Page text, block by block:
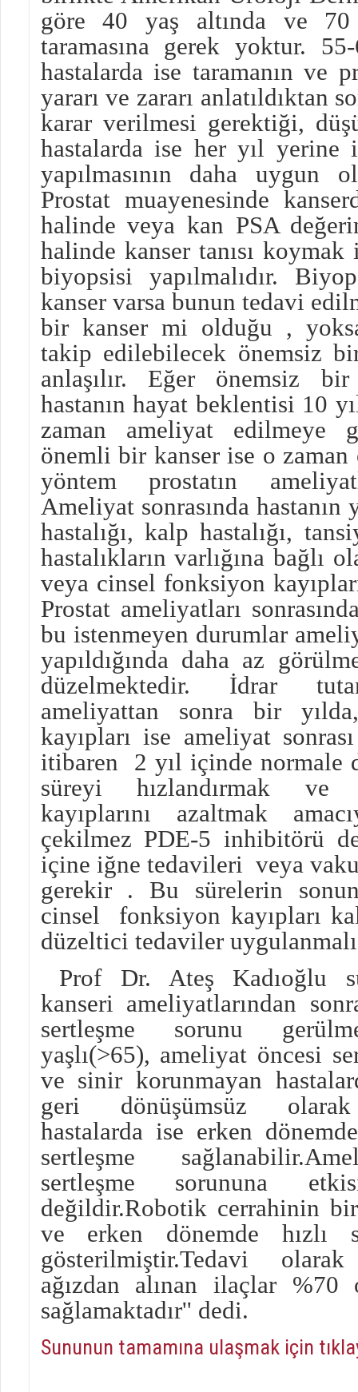
göre 40 yaş altında ve
taramasına gerek yoktur.
hastalarda ise taramanın ve
yararı ve zararı anlatıldıktan
karar verilmesi gerektiği,
hastalarda ise her yıl yerine
yapılmasının daha uygun
Prostat muayenesinde
halinde veya kan PSA
halinde kanser tanısı
biyopsisi yapılmalıdır.
kanser varsa bunun tedavi
bir kanser mi olduğu ,
takip edilebilecek önemsiz
anlaşılır. Eğer önemsiz
hastanın hayat beklentisi 10
zaman ameliyat edilmeye
önemli bir kanser ise o
yöntem prostatın
Ameliyat sonrasında hastanın
hastalığı, kalp hastalığı,
hastalıkların varlığına bağlı
veya cinsel fonksiyon
Prostat ameliyatları
bu istenmeyen durumlar
yapıldığında daha az
düzelmektedir. İdrar
ameliyattan sonra bir
kayıpları ise ameliyat
itibaren 2 yıl içinde normale
süreyi hızlandırmak ve
kayıplarını azaltmak
çekilmez PDE-5 inhibitörü
içine iğne tedavileri veya
gerekir . Bu sürelerin
cinsel fonksiyon kayıpları
düzeltici tedaviler
Prof Dr. Ateş Kadıoğlu
kanseri ameliyatlarından
sertleşme sorunu
yaşlı(>65), ameliyat öncesi
ve sinir korunmayan
geri dönüşümsüz
hastalarda ise erken
sertleşme
sertleşme sorununa
değildir.Robotik cerrahinin
ve erken dönemde hızlı
gösterilmiştir.Tedavi
ağızdan alınan ilaçlar
sağlamaktadır'' dedi.
Sununun tamamına ulaşmak için